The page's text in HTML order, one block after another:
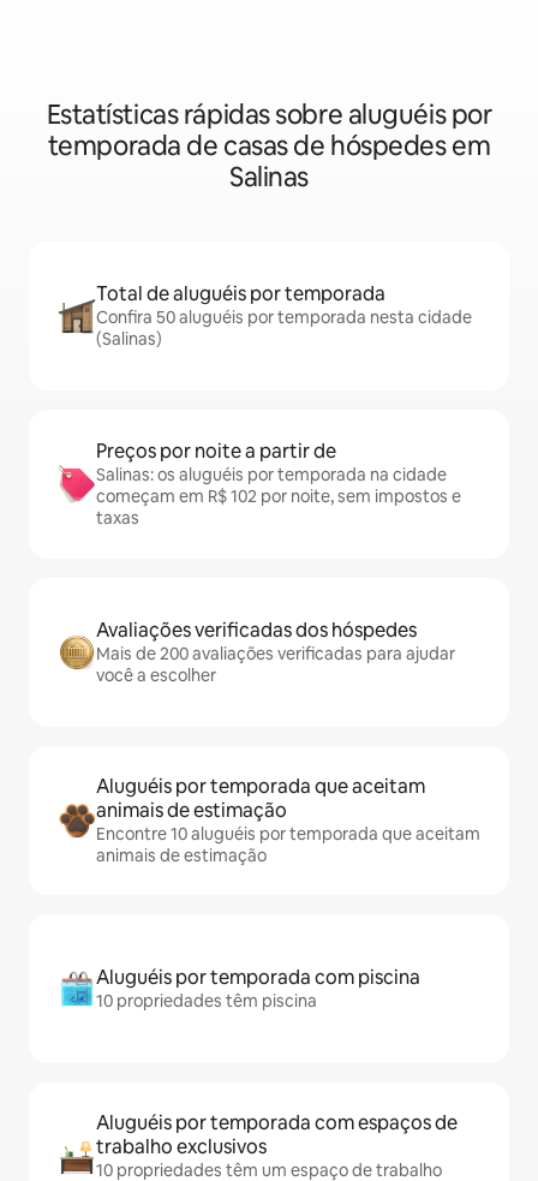
Estatísticas rápidas sobre aluguéis por
temporada de casas de hóspedes em
Salinas
Total de aluguéis por temporada
Confira 50 aluguéis por temporada nesta cidade
(Salinas)
Preços por noite a partir de
Salinas: os aluguéis por temporada na cidade
começam em R$ 102 por noite, sem impostos e
taxas
Avaliações verificadas dos hóspedes
Mais de 200 avaliações verificadas para ajudar
você a escolher
Aluguéis por temporada que aceitam
animais de estimação
Encontre 10 aluguéis por temporada que aceitam
animais de estimação
Aluguéis por temporada com piscina
10 propriedades têm piscina
Aluguéis por temporada com espaços de
trabalho exclusivos
10 propriedades têm um espaço de trabalho